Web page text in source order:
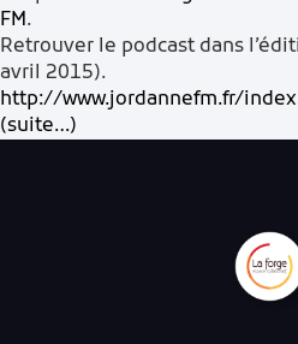
FM.
Retrouver le podcast dans
avril 2015).
http://www.jordannefm.fr/
(suite…)